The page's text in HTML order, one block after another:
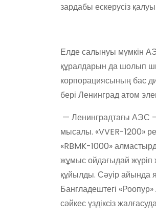
зардабы ескерусіз
Елде салынуы мүмкін
құралдарын да шолып
корпорациясының бас
бері Ленинград атом
— Ленинградтағы АЭС
мысалы. «VVER-1200»
«RBMK-1000»
жұмыс ойдағыдай
құйылды. Сәуір айында
Бангладештегі
сәйкес үздіксіз